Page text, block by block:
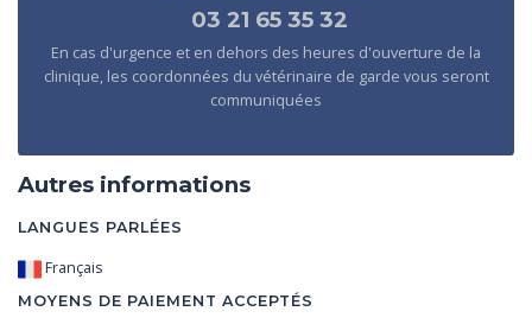
03 21 65 35 32
En cas d'urgence et en dehors des heures d'ouverture de la
clinique, les coordonnées du vétérinaire de garde vous seront
communiquées
Autres informations
LANGUES PARLÉES
Français
MOYENS DE PAIEMENT ACCEPTÉS